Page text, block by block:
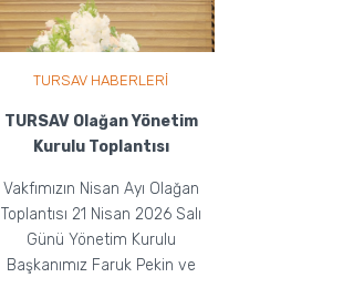
TURSAV HABERLERİ
TURSAV Olağan Yönetim
Kurulu Toplantısı
Vakfımızın Nisan Ayı Olağan
Toplantısı 21 Nisan 2026 Salı
Günü Yönetim Kurulu
Başkanımız Faruk Pekin ve